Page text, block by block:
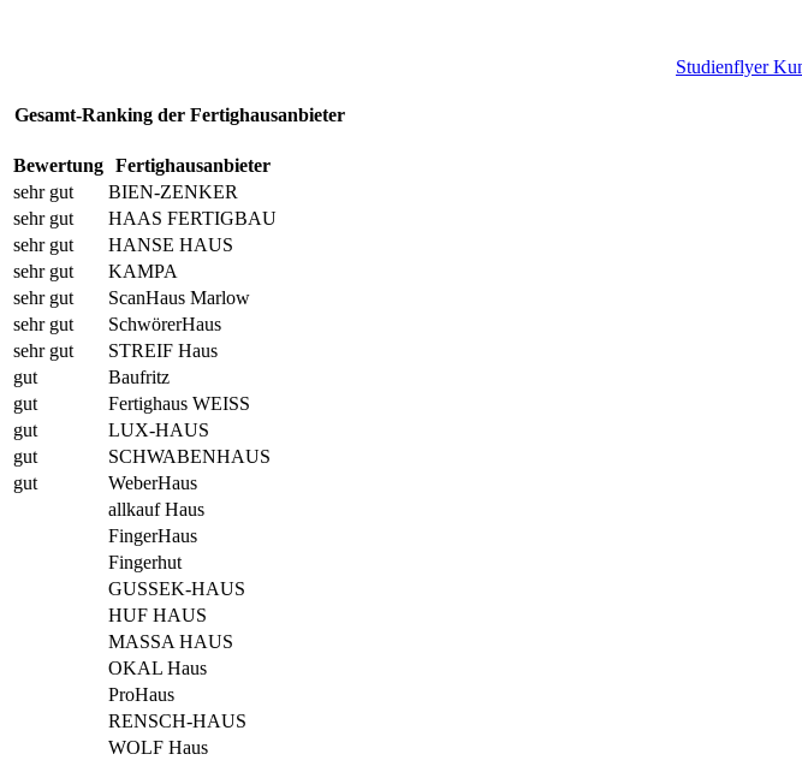
Studienflyer
Gesamt-Ranking der Fertighausanbieter
Bewertung Fertighausanbieter
sehr gut
BIEN-ZENKER
sehr gut
HAAS FERTIGBAU
sehr gut
HANSE HAUS
sehr gut
KAMPA
sehr gut
ScanHaus Marlow
sehr gut
SchwörerHaus
sehr gut
STREIF Haus
gut
Baufritz
gut
Fertighaus WEISS
gut
LUX-HAUS
gut
SCHWABENHAUS
gut
WeberHaus
allkauf Haus
FingerHaus
Fingerhut
GUSSEK-HAUS
HUF HAUS
MASSA HAUS
OKAL Haus
ProHaus
RENSCH-HAUS
WOLF Haus